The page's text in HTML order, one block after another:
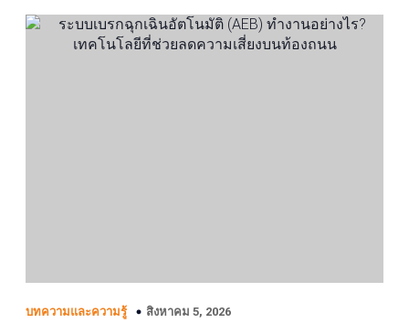
บทความและความรู้ สิงหาคม 5, 2026